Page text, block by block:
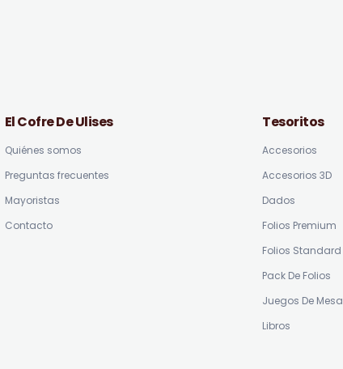
El Cofre De Ulises
Quiénes somos
Preguntas frecuentes
Mayoristas
Contacto
Tesoritos
Accesorios
Accesorios 3D
Dados
Folios Premium
Folios Standard
Pack De Folios
Juegos De Mesa
Libros